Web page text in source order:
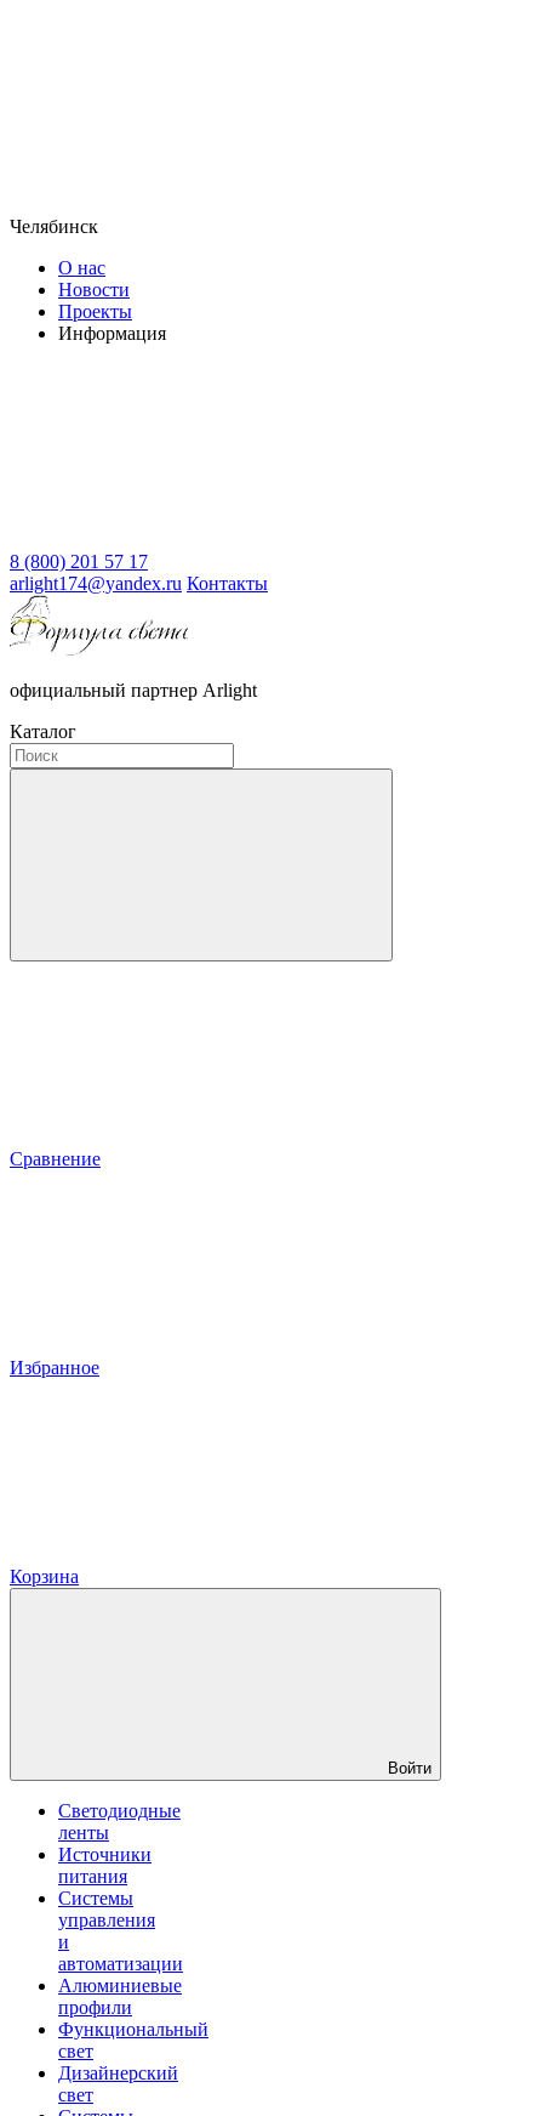
Челябинск
О нас
Новости
Проекты
Информация
8 (800) 201 57 17
arlight174@yandex.ru Контакты
официальный партнер Arlight
Каталог
Сравнение
Избранное
Корзина
Войти
Светодиодные
ленты
Источники
питания
Системы
управления
и
автоматизации
Алюминиевые
профили
Функциональный
свет
Дизайнерский
свет